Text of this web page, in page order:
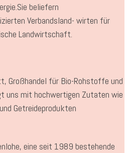
beliefern
Verbandsland- wirten für
Landwirtschaft.
Großhandel für Bio-Rohstoffe und
uns mit hochwertigen Zutaten wie
Getreideprodukten
eine seit 1989 bestehende